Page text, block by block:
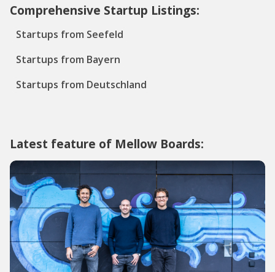
Comprehensive Startup Listings:
Startups from Seefeld
Startups from Bayern
Startups from Deutschland
Latest feature of Mellow Boards: